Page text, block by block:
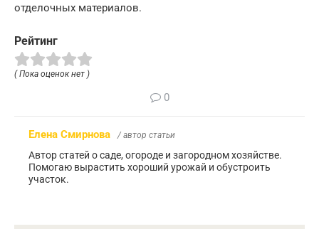
отделочных материалов.
Рейтинг
( Пока оценок нет )
0
Елена Смирнова / автор статьи
Автор статей о саде, огороде и загородном хозяйстве.
Помогаю вырастить хороший урожай и обустроить
участок.